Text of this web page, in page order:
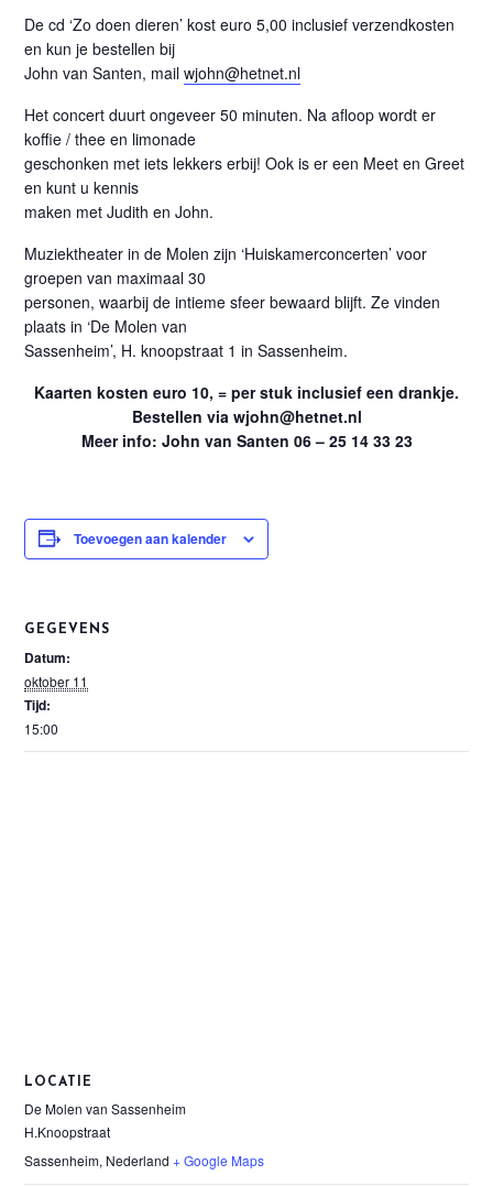
De cd ‘Zo doen dieren’ kost euro 5,00 inclusief verzendkosten
en kun je bestellen bij
John van Santen, mailwjohn@hetnet.nl
Het concert duurt ongeveer 50 minuten. Na afloop wordt er
koffie / thee en limonade
geschonken met iets lekkers erbij! Ook is er een Meet en Greet
en kunt u kennis
maken met Judith en John.
Muziektheater in de Molen zijn ‘Huiskamerconcerten’ voor
groepen van maximaal 30
personen, waarbij de intieme sfeer bewaard blijft. Ze vinden
plaats in ‘De Molen van
Sassenheim’, H. knoopstraat 1 in Sassenheim.
Kaarten kosten euro 10, = per stuk inclusief een drankje.
Bestellen via wjohn@hetnet.nl
Meer info: John van Santen 06 – 25 14 33 23
Toevoegen aan kalender
GEGEVENS
Datum:
oktober 11
Tijd:
15:00
LOCATIE
De Molen van Sassenheim
H.Knoopstraat
Sassenheim, Nederland + Google Maps